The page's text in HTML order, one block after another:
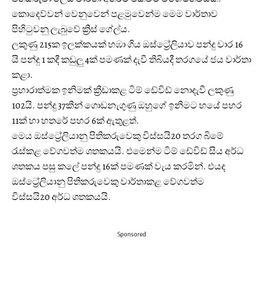
කොදෙව්වන් වෙනුවෙන් පළමුවෙන්ම මෙම වාර්තාව
පිහිටුවනු ලැබුවේ ක්‍රිස් ගේල්ය.
ලකුණු 215ක ඉලක්කයක් හඹා ගිය ඔස්ට්‍රේලියාව පන්දු වාර 16
යි පන්දු 1 කදී කඩුලු 4ක් පමණක් දැවී තිබියදී තරගයේ ජය වාර්තා
කළා.
ප්‍රහාරාත්මක ඉනිමක් ක්‍රීඩාකළ ටිම් ඩේවිඩ් නොදැවී ලකුණු
102යි. පන්දු 37කින් ගොඩනැගුණු ඔහුගේ ඉනිමට හයේ පහර
11ක් හා හතරේ පහර 6ක් ඇතුළත්.
මෙය ඔස්ට්‍රේලියානු පිතිකරුවෙකු විස්සයි20 තරග බිමේ
රැස්කළ වේගවත්ම ශතකයයි. එමෙන්ම ටිම් ඩේවිඩ් සිය අර්ධ
ශතකය පසු කලේ පන්දු 16ක් පමණක් වැය කරමින්. එයද
ඔස්ට්‍රේලියානු පිතිකරුවෙකු වාර්තාකළ වේගවත්ම
විස්සයි20 අර්ධ ශතකයයි.
Sponsored